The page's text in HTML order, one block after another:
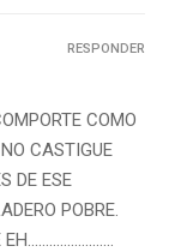
COMO
CASTIGUE
DE ESE
POBRE.
EH……………………
RESPONDER